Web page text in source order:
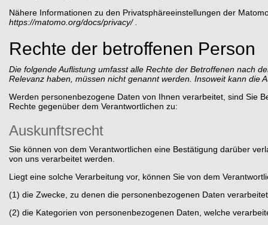
Nähere Informationen zu den Privatsphäreeinstellungen der
https://matomo.org/docs/privacy/
Rechte der betroffenen Person
Die folgende Auflistung umfasst alle Rechte der Betroffenen nach
Relevanz haben, müssen nicht genannt werden. Insoweit kann die
Werden personenbezogene Daten von Ihnen verarbeitet, sind Sie
Rechte gegenüber dem Verantwortlichen zu:
Auskunftsrecht
Sie können von dem Verantwortlichen eine Bestätigung darüber
von uns verarbeitet werden.
Liegt eine solche Verarbeitung vor, können Sie von dem
(1) die Zwecke, zu denen die personenbezogenen Daten
(2) die Kategorien von personenbezogenen Daten, welche